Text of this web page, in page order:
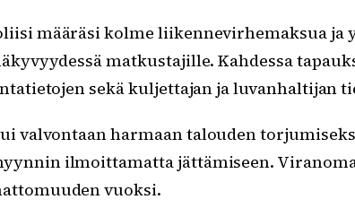
määräsi kolme liikennevirhemaksua
matkustajille. Kahdessa
sekä kuljettajan ja luvanhaltijan
valvontaan harmaan talouden
ilmoittamatta jättämiseen.
vuoksi.